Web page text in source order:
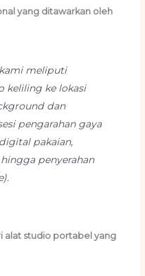
yang ditawarkan oleh
meliputi
keliling ke lokasi
dan
pengarahan gaya
pakaian,
penyerahan
).
alat studio portabel yang